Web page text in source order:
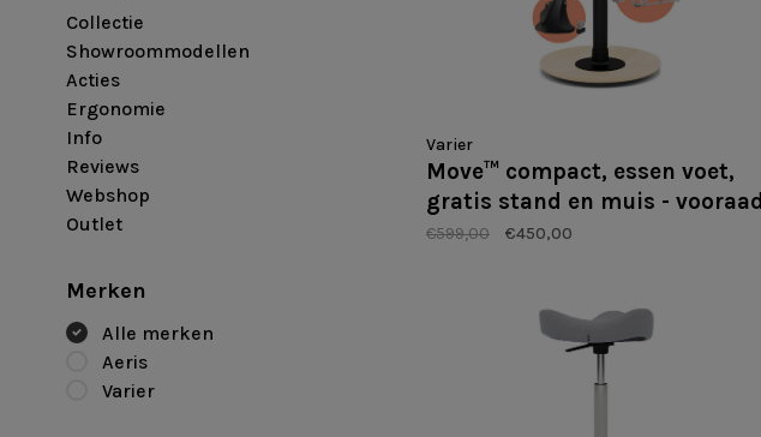
Collectie
Showroommodellen
Acties
Ergonomie
Info
Reviews
Webshop
Outlet
Merken
Alle merken
Aeris
Varier
Varier
Move™ compact, essen voet,
gratis stand en muis - vooraad
uitverkoop
€599,00 €450,00